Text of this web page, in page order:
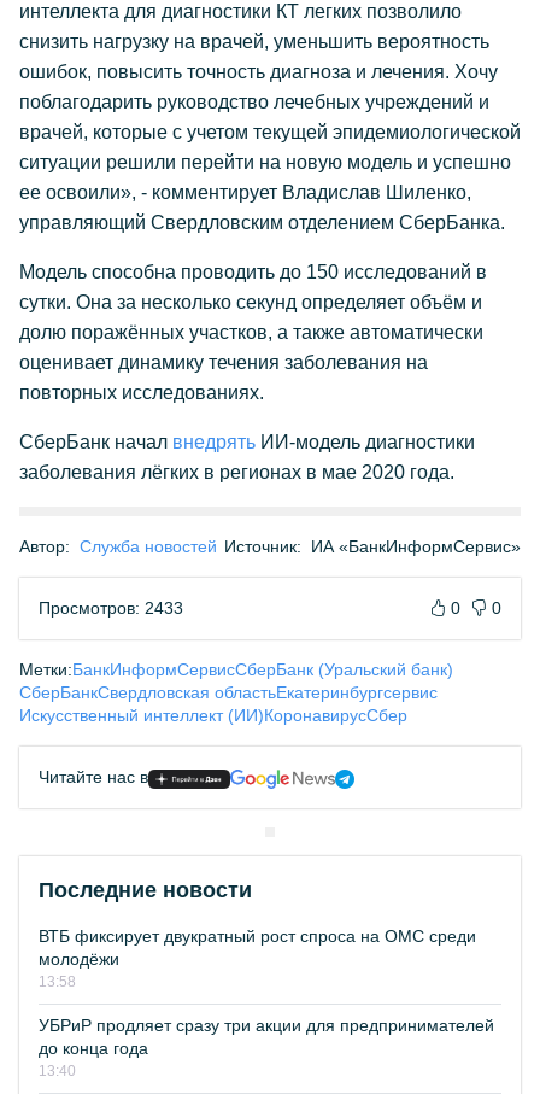
интеллекта для диагностики КТ легких позволило
снизить нагрузку на врачей, уменьшить вероятность
ошибок, повысить точность диагноза и лечения. Хочу
поблагодарить руководство лечебных учреждений и
врачей, которые с учетом текущей эпидемиологической
ситуации решили перейти на новую модель и успешно
ее освоили», - комментирует Владислав Шиленко,
управляющий Свердловским отделением СберБанка.
Модель способна проводить до 150 исследований в
сутки. Она за несколько секунд определяет объём и
долю поражённых участков, а также автоматически
оценивает динамику течения заболевания на
повторных исследованиях.
СберБанк начал внедрять ИИ-модель диагностики
заболевания лёгких в регионах в мае 2020 года.
Автор: Служба новостей Источник: ИА «БанкИнформСервис»
Просмотров: 2433 0 0
Метки:БанкИнформСервисСберБанк (Уральский банк)
СберБанкСвердловская областьЕкатеринбургсервис
Искусственный интеллект (ИИ)КоронавирусСбер
Читайте нас в
Последние новости
ВТБ фиксирует двукратный рост спроса на ОМС среди
молодёжи
13:58
УБРиР продляет сразу три акции для предпринимателей
до конца года
13:40